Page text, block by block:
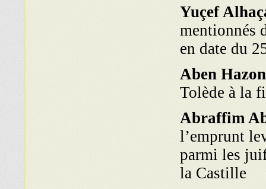
Yuçef
men­tionnés
en date du
Aben Hazon
Tolède à la
Abraffim
l’emprunt
parmi les
la Castille